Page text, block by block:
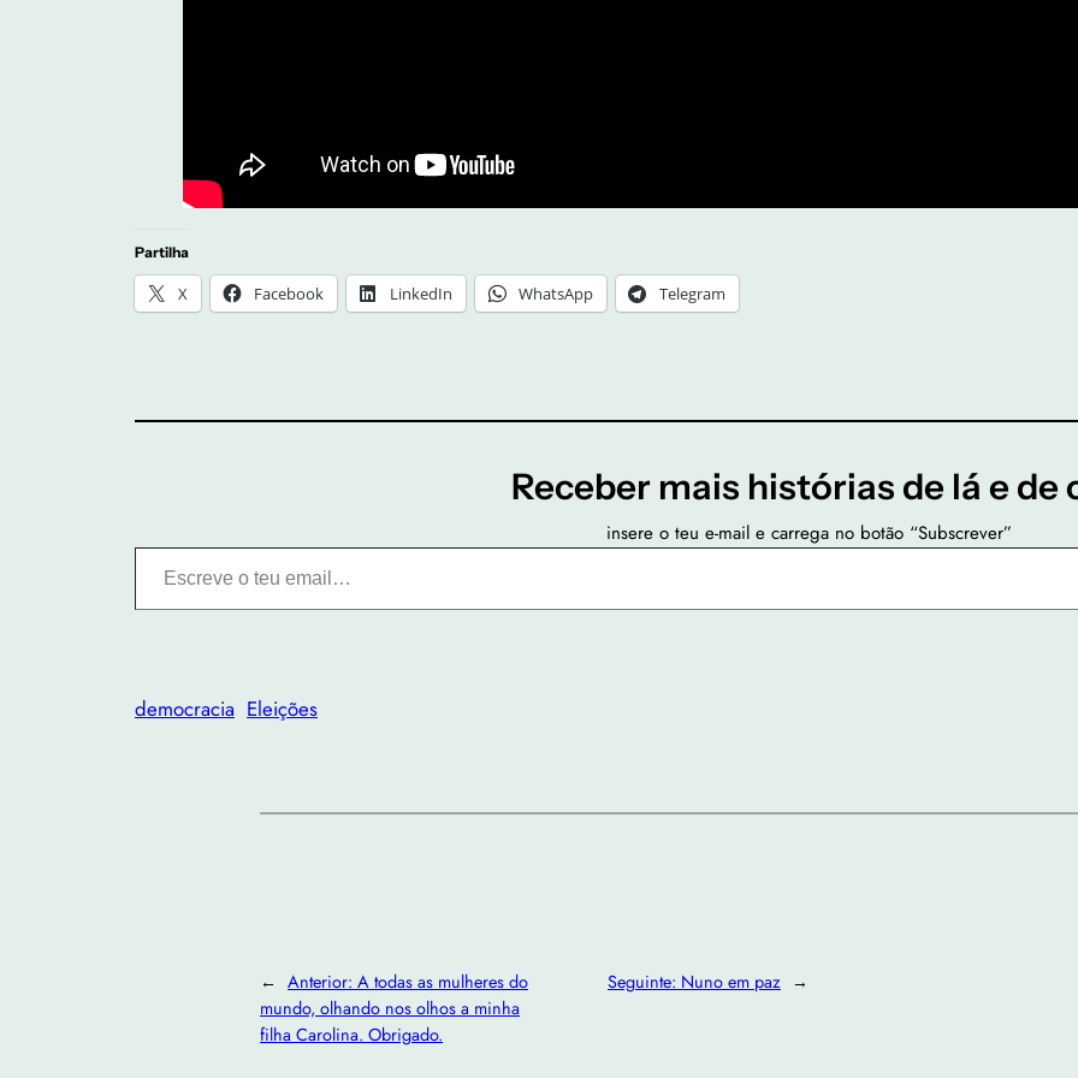
Partilha
X Facebook LinkedIn WhatsApp Telegram
Receber mais histórias de lá e de
insere o teu e-mail e carrega no botão “Subscrever”
Escreve o teu email…
democracia Eleições
← Anterior: A todas as mulheres do
mundo, olhando nos olhos a minha
filha Carolina. Obrigado.
Seguinte: Nuno em paz →